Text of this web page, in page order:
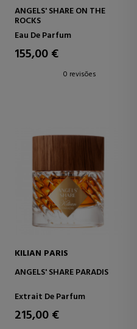
ANGELS' SHARE ON THE
ROCKS
Eau De Parfum
155,00 €
0 revisões
KILIAN PARIS
ANGELS' SHARE PARADIS
Extrait De Parfum
215,00 €